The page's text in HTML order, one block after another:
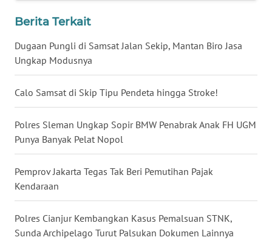
Berita Terkait
Dugaan Pungli di Samsat Jalan Sekip, Mantan Biro Jasa
Ungkap Modusnya
Calo Samsat di Skip Tipu Pendeta hingga Stroke!
Polres Sleman Ungkap Sopir BMW Penabrak Anak FH UGM
Punya Banyak Pelat Nopol
Pemprov Jakarta Tegas Tak Beri Pemutihan Pajak
Kendaraan
Polres Cianjur Kembangkan Kasus Pemalsuan STNK,
Sunda Archipelago Turut Palsukan Dokumen Lainnya
WN
WN
SUMBAR
WN
SUMSEL
WN